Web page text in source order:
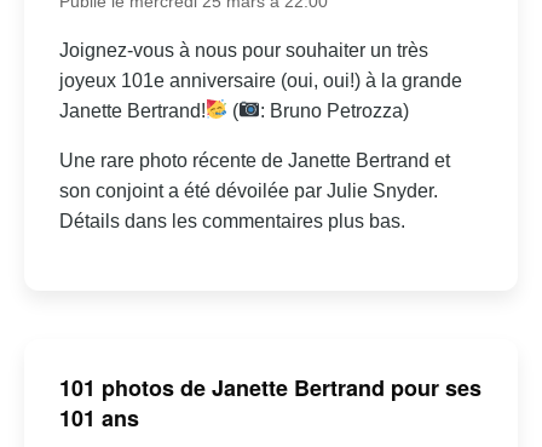
Joignez-vous à nous pour souhaiter un très
joyeux 101e anniversaire (oui, oui!) à la grande
Janette Bertrand!
( : Bruno Petrozza)
Une rare photo récente de Janette Bertrand et
son conjoint a été dévoilée par Julie Snyder.
Détails dans les commentaires plus bas.
101 photos de Janette Bertrand pour ses
101 ans